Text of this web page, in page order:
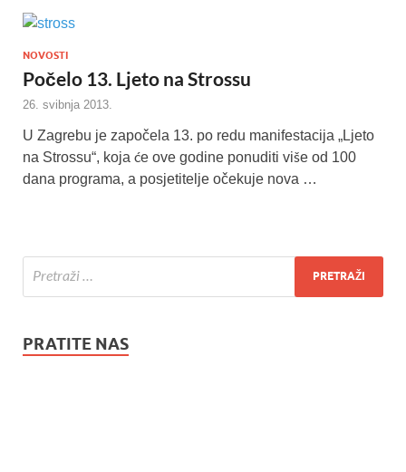
NOVOSTI
Počelo 13. Ljeto na Strossu
26. svibnja 2013.
U Zagrebu je započela 13. po redu manifestacija „Ljeto
na Strossu“, koja će ove godine ponuditi više od 100
dana programa, a posjetitelje očekuje nova …
PRATITE NAS